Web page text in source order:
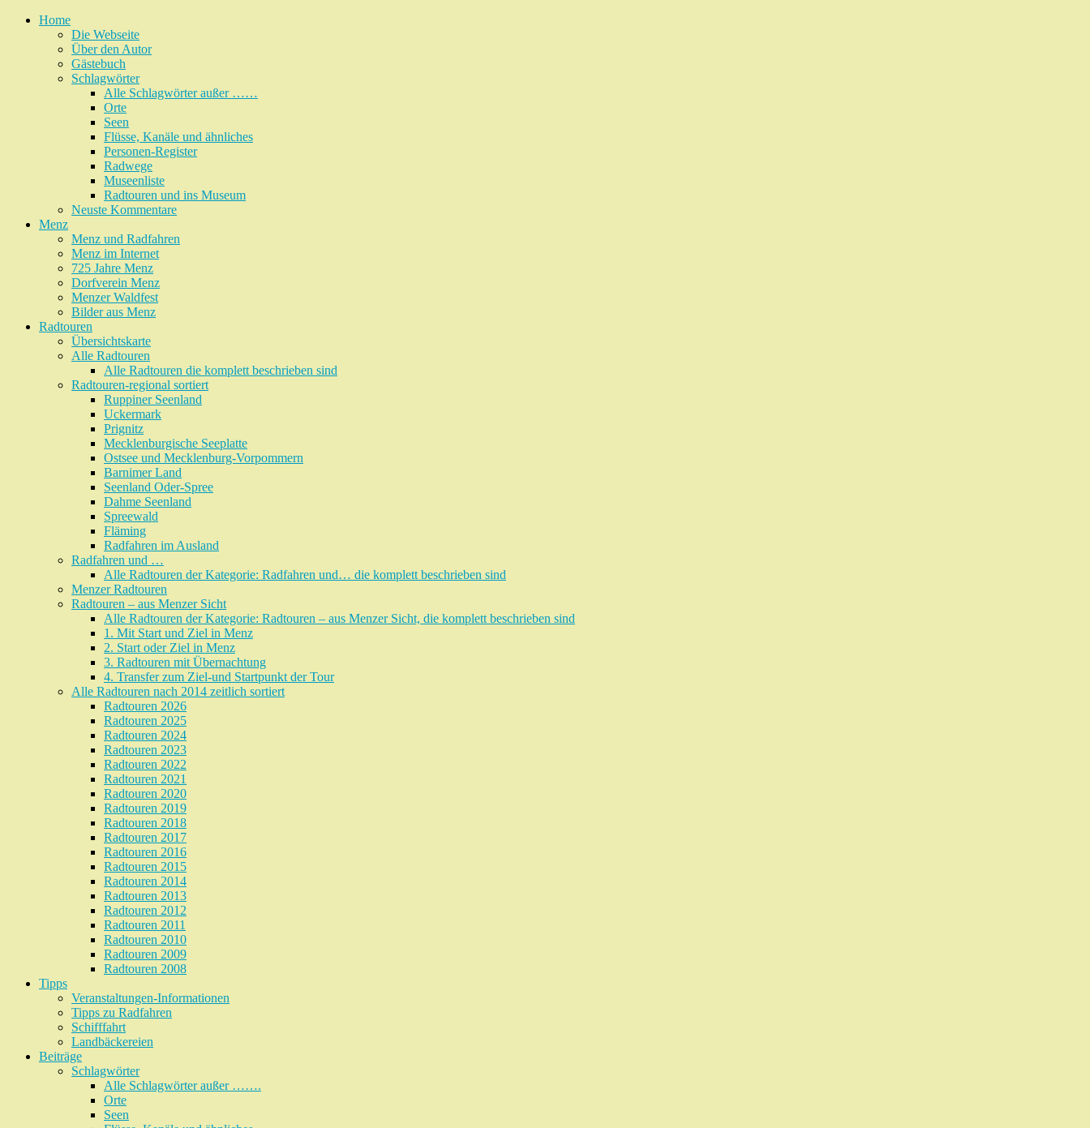
Home
Die Webseite
Über den Autor
Gästebuch
Schlagwörter
Alle Schlagwörter außer ……
Orte
Seen
Flüsse, Kanäle und ähnliches
Personen-Register
Radwege
Museenliste
Radtouren und ins Museum
Neuste Kommentare
Menz
Menz und Radfahren
Menz im Internet
725 Jahre Menz
Dorfverein Menz
Menzer Waldfest
Bilder aus Menz
Radtouren
Übersichtskarte
Alle Radtouren
Alle Radtouren die komplett beschrieben sind
Radtouren-regional sortiert
Ruppiner Seenland
Uckermark
Prignitz
Mecklenburgische Seeplatte
Ostsee und Mecklenburg-Vorpommern
Barnimer Land
Seenland Oder-Spree
Dahme Seenland
Spreewald
Fläming
Radfahren im Ausland
Radfahren und …
Alle Radtouren der Kategorie: Radfahren und… die komplett beschrieben sind
Menzer Radtouren
Radtouren – aus Menzer Sicht
Alle Radtouren der Kategorie: Radtouren – aus Menzer Sicht, die komplett beschrieben sind
1. Mit Start und Ziel in Menz
2. Start oder Ziel in Menz
3. Radtouren mit Übernachtung
4. Transfer zum Ziel-und Startpunkt der Tour
Alle Radtouren nach 2014 zeitlich sortiert
Radtouren 2026
Radtouren 2025
Radtouren 2024
Radtouren 2023
Radtouren 2022
Radtouren 2021
Radtouren 2020
Radtouren 2019
Radtouren 2018
Radtouren 2017
Radtouren 2016
Radtouren 2015
Radtouren 2014
Radtouren 2013
Radtouren 2012
Radtouren 2011
Radtouren 2010
Radtouren 2009
Radtouren 2008
Tipps
Veranstaltungen-Informationen
Tipps zu Radfahren
Schifffahrt
Landbäckereien
Beiträge
Schlagwörter
Alle Schlagwörter außer …….
Orte
Seen